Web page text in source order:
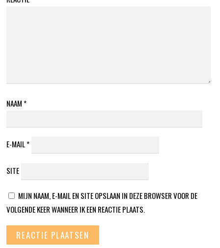
NAAM *
E-MAIL*
SITE
MIJN NAAM, E-MAIL EN SITE OPSLAAN IN DEZE BROWSER VOOR DE
VOLGENDE KEER WANNEER IK EEN REACTIE PLAATS.